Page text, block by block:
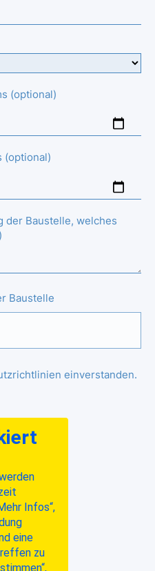
(optional)
(optional)
der Baustelle, welches
Baustelle
einverstanden.